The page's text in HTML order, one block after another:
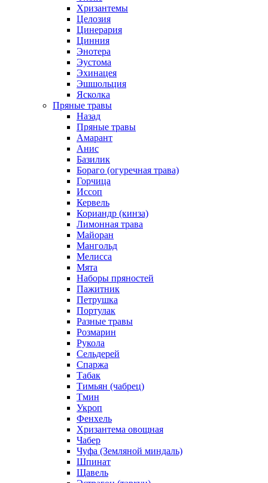
Хризантемы
Целозия
Цинерария
Цинния
Энотера
Эустома
Эхинацея
Эшшольция
Ясколка
Пряные травы
Назад
Пряные травы
Амарант
Анис
Базилик
Бораго (огуречная трава)
Горчица
Иссоп
Кервель
Кориандр (кинза)
Лимонная трава
Майоран
Мангольд
Мелисса
Мята
Наборы пряностей
Пажитник
Петрушка
Портулак
Разные травы
Розмарин
Рукола
Сельдерей
Спаржа
Табак
Тимьян (чабрец)
Тмин
Укроп
Фенхель
Хризантема овощная
Чабер
Чуфа (Земляной миндаль)
Шпинат
Щавель